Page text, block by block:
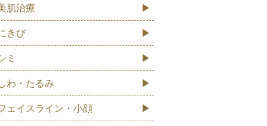
肌治療
きび
ミ
わ・たるみ
ェイスライン・小顔